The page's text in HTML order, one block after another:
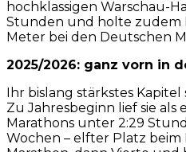
hochklassigen Warschau-
Stunden und holte zudem
Meter bei den Deutschen
2025/2026: ganz vorn in
Ihr bislang stärkstes
Zu Jahresbeginn lief sie als
Marathons unter 2:29
Wochen – elfter Platz beim